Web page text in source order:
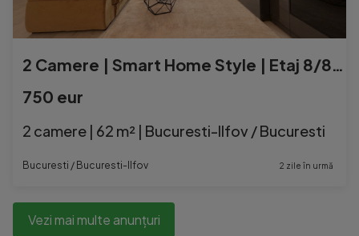
2 Camere | Smart Home Style | Etaj 8/8 | Residence5 - Pipera
750 eur
2 camere | 62 m² | Bucuresti-Ilfov / Bucuresti
Bucuresti / Bucuresti-Ilfov 2 zile în urmă
Vezi mai multe anunțuri